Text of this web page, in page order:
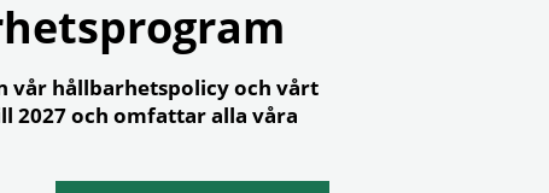
vår hållbarhetspolicy och vårt
2027 och omfattar alla våra